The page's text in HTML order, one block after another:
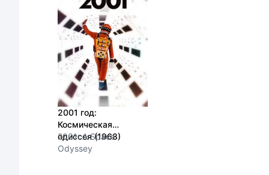
2001 год:
Космическая
одиссея (1968)
2001: A Space
Odyssey